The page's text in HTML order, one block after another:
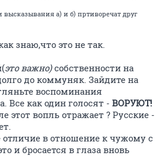
высказывания а) и б) пртиворечат друг
знаю,что это не так.
это важно)собственности на
до коммуняк. Зайдите на
воспоминания
Все как один голосят - ВОРУЮТ!
этот вопль отражает ? Русские -
отличие в отношение к чужому с
и бросается в глаза вновь